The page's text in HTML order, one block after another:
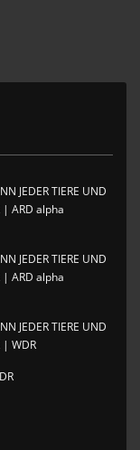
JEDER TIERE UND
| ARD alpha
JEDER TIERE UND
| ARD alpha
JEDER TIERE UND
| WDR